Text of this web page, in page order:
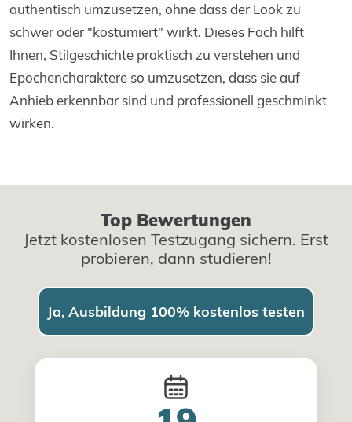
authentisch umzusetzen, ohne dass der Look zu
schwer oder "kostümiert" wirkt. Dieses Fach hilft
Ihnen, Stilgeschichte praktisch zu verstehen und
Epochencharaktere so umzusetzen, dass sie auf
Anhieb erkennbar sind und professionell geschminkt
wirken.
Top Bewertungen
Jetzt kostenlosen Testzugang sichern. Erst
probieren, dann studieren!
Ja, Ausbildung 100% kostenlos testen